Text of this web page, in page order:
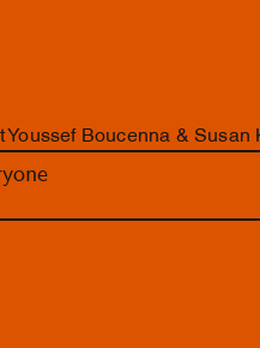
Youssef Boucenna & Susan